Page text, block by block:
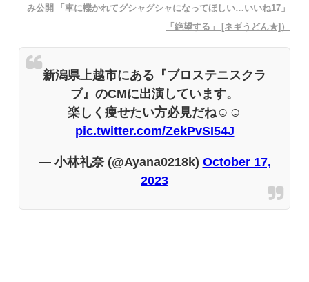
み公開 「車に轢かれてグシャグシャになってほしい…いいね17」
「絶望する」 [ネギうどん★]）
新潟県上越市にある『ブロステニスクラ
ブ』のCMに出演しています。
楽しく痩せたい方必見だね☺️☺️
pic.twitter.com/ZekPvSI54J
— 小林礼奈 (@Ayana0218k) October 17,
2023